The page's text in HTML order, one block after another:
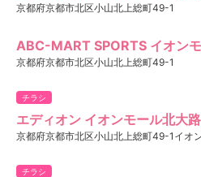
京都府京都市北区小山北上総町49-1
ABC-MART SPORTS イオン
京都府京都市北区小山北上総町49-1
チラシ
エディオン イオンモール北大
京都府京都市北区小山北上総町49-1イオ
チラシ